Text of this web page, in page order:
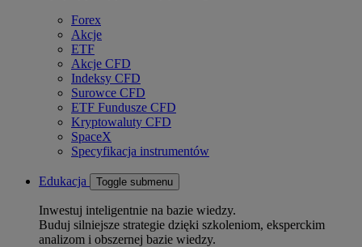
Forex
Akcje
ETF
Akcje CFD
Indeksy CFD
Surowce CFD
ETF Fundusze CFD
Kryptowaluty CFD
SpaceX
Specyfikacja instrumentów
Edukacja Toggle submenu
Inwestuj inteligentnie na bazie wiedzy.
Buduj silniejsze strategie dzięki szkoleniom, eksperckim
analizom i obszernej bazie wiedzy.